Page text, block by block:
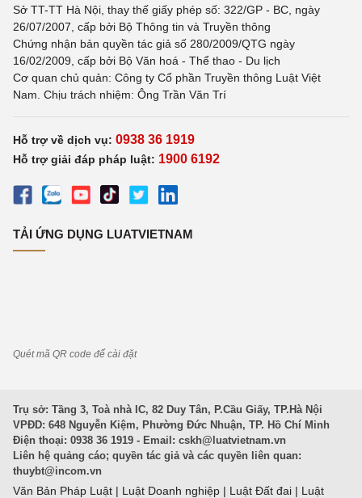
Sở TT-TT Hà Nội, thay thế giấy phép số: 322/GP - BC, ngày
26/07/2007, cấp bởi Bộ Thông tin và Truyền thông
Chứng nhận bản quyền tác giả số 280/2009/QTG ngày
16/02/2009, cấp bởi Bộ Văn hoá - Thể thao - Du lịch
Cơ quan chủ quản: Công ty Cổ phần Truyền thông Luật Việt
Nam. Chịu trách nhiệm: Ông Trần Văn Trí
Hỗ trợ về dịch vụ: 0938 36 1919
Hỗ trợ giải đáp pháp luật: 1900 6192
TẢI ỨNG DỤNG LUATVIETNAM
Quét mã QR code để cài đặt
Trụ sở: Tầng 3, Toà nhà IC, 82 Duy Tân, P.Cầu Giấy, TP.Hà Nội
VPĐD: 648 Nguyễn Kiệm, Phường Đức Nhuận, TP. Hồ Chí Minh
Điện thoại: 0938 36 1919 - Email: cskh@luatvietnam.vn
Liên hệ quảng cáo; quyền tác giả và các quyền liên quan:
thuybt@incom.vn
Văn Bản Pháp Luật | Luật Doanh nghiệp | Luật Đất đai | Luật